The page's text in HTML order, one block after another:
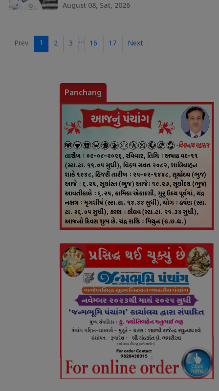
August 08, Sat, 2026
Prev 1 2 3 … 16 17 Next
Panchang